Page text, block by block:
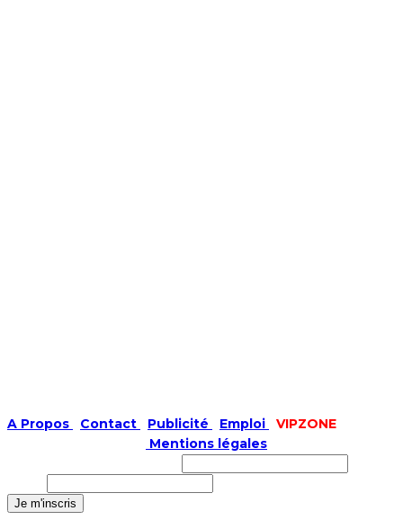
A Propos Contact Publicité Emploi
VIPZONE
Mentions légales